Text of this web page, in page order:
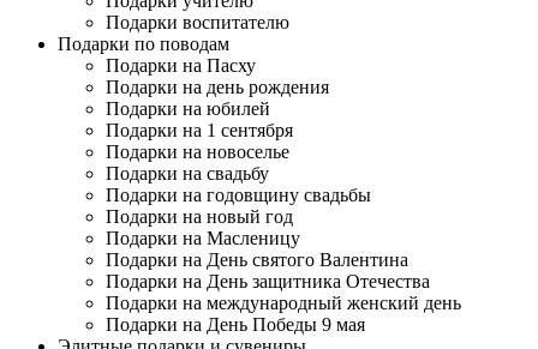
Подарки воспитателю
Подарки по поводам
Подарки на Пасху
Подарки на день рождения
Подарки на юбилей
Подарки на 1 сентября
Подарки на новоселье
Подарки на свадьбу
Подарки на годовщину свадьбы
Подарки на новый год
Подарки на Масленицу
Подарки на День святого Валентина
Подарки на День защитника Отечества
Подарки на международный женский день
Подарки на День Победы 9 мая